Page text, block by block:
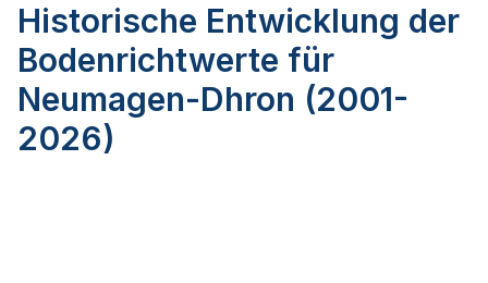
Historische Entwicklung der
Bodenrichtwerte für
Neumagen-Dhron (2001-
2026)